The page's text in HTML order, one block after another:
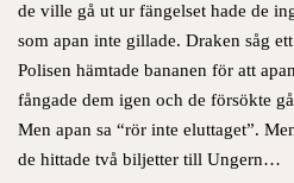
de ville gå ut ur fängelset hade de
som apan inte gillade. Draken såg
Polisen hämtade bananen för att
fångade dem igen och de försökte
Men apan sa “rör inte eluttaget”.
de hittade två biljetter till Ungern…